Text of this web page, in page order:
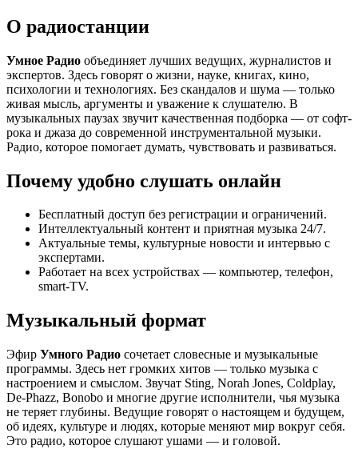
О радиостанции
Умное Радио объединяет лучших ведущих, журналистов и
экспертов. Здесь говорят о жизни, науке, книгах, кино,
психологии и технологиях. Без скандалов и шума — только
живая мысль, аргументы и уважение к слушателю. В
музыкальных паузах звучит качественная подборка — от софт-
рока и джаза до современной инструментальной музыки.
Радио, которое помогает думать, чувствовать и развиваться.
Почему удобно слушать онлайн
Бесплатный доступ без регистрации и ограничений.
Интеллектуальный контент и приятная музыка 24/7.
Актуальные темы, культурные новости и интервью с
экспертами.
Работает на всех устройствах — компьютер, телефон,
smart-TV.
Музыкальный формат
Эфир Умного Радио сочетает словесные и музыкальные
программы. Здесь нет громких хитов — только музыка с
настроением и смыслом. Звучат Sting, Norah Jones, Coldplay,
De-Phazz, Bonobo и многие другие исполнители, чья музыка
не теряет глубины. Ведущие говорят о настоящем и будущем,
об идеях, культуре и людях, которые меняют мир вокруг себя.
Это радио, которое слушают ушами — и головой.